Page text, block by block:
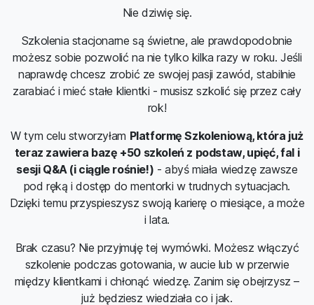
Nie dziwię się.
Szkolenia stacjonarne są świetne, ale prawdopodobnie
możesz sobie pozwolić na nie tylko kilka razy w roku. Jeśli
naprawdę chcesz zrobić ze swojej pasji zawód, stabilnie
zarabiać i mieć stałe klientki - musisz szkolić się przez cały
rok!
W tym celu stworzyłam Platformę Szkoleniową, która już
teraz zawiera bazę +50 szkoleń z podstaw, upięć, fal i
sesji Q&A (i ciągle rośnie!) - abyś miała wiedzę zawsze
pod ręką i dostęp do mentorki w trudnych sytuacjach.
Dzięki temu przyspieszysz swoją karierę o miesiące, a może
i lata.
Brak czasu? Nie przyjmuję tej wymówki. Możesz włączyć
szkolenie podczas gotowania, w aucie lub w przerwie
między klientkami i chłonąć wiedzę. Zanim się obejrzysz –
już będziesz wiedziała co i jak.